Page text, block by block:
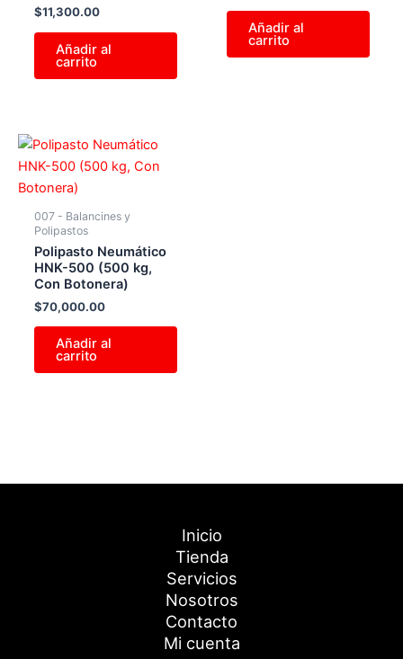
$11,300.00
Añadir al
carrito
Añadir al
carrito
007 - Balancines y
Polipastos
Polipasto Neumático
HNK-500 (500 kg,
Con Botonera)
$70,000.00
Añadir al
carrito
Inicio
Tienda
Servicios
Nosotros
Contacto
Mi cuenta